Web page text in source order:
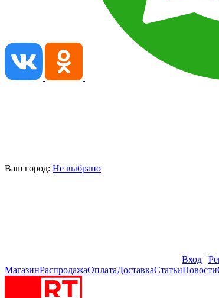
Ваш город: Не выбрано
Вход |
МагазинРаспродажаОплатаДоставкаСтатьиНовости